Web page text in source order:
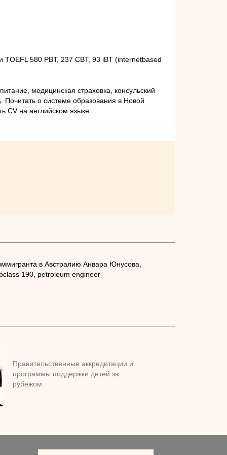
580 PBT, 237 CBT, 93 iBT (internetbased
медицинская страховка, консульский
. Почитать о системе образования в Новой
СV на английском языке.
в Австралию Анвара Юнусова,
190, petroleum engineer
Правительственные аккредитации и
программы поддержки детей за
рубежом